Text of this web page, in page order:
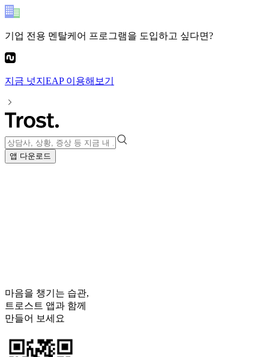
기업 전용 멘탈케어 프로그램을 도입하고 싶다면?
지금 넛지EAP이용해보기
앱 다운로드
마음을 챙기는 습관,
트로스트 앱과 함께
만들어 보세요